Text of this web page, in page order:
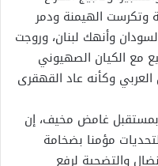
وتكرست الهيمنة ودمر
وأنهك لبنان، وروجت
مع الكيان الصهيوني
العربي وكأنه عاد القهقرى
بمستقبل غامض مخيف، إن
مؤمنا بضخامة
والتضحية لرفع